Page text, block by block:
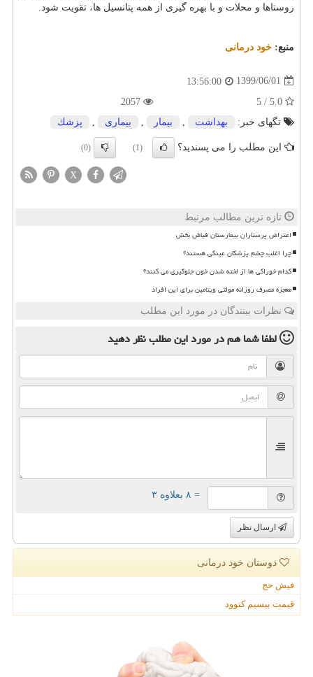
روستاها و محلات و با بهره گیری از همه پتانسیل ها، تقویت شود.
منبع: خود درمانی
1399/06/01
13:56:00
تگهای خبر:
بهداشت بیمار بیماری پزشك
این مطلب را می پسندید؟ (1)
(0)
X
تازه ترین مطالب مرتبط
اعتراض پرستاران بیمارستان فیاض بخش
چرا اغلب چشم پزشکان عینکی هستند؟
کدام خوراکی ها از لخته شدن خون جلوگیری می کنند؟
معجزه مصرف روزانه مولتی ویتامین برای این افراد
نظرات بینندگان در مورد این مطلب
لطفا شما همدر مورد این مطلبنظر دهید
= ۸ بعلاوه ۳
ارسال نظر
دوستان خود درمانی
فیش حج
قیمت بیسیم کنوود